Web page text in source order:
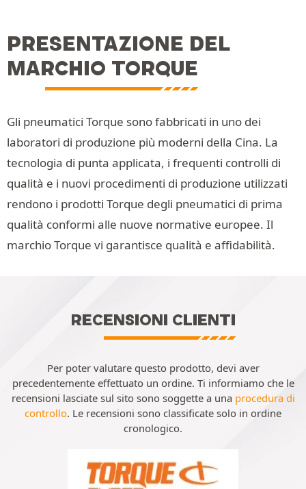
PRESENTAZIONE DEL
MARCHIO TORQUE
Gli pneumatici Torque sono fabbricati in uno dei
laboratori di produzione più moderni della Cina. La
tecnologia di punta applicata, i frequenti controlli di
qualità e i nuovi procedimenti di produzione utilizzati
rendono i prodotti Torque degli pneumatici di prima
qualità conformi alle nuove normative europee. Il
marchio Torque vi garantisce qualità e affidabilità.
RECENSIONI CLIENTI
Per poter valutare questo prodotto, devi aver
precedentemente effettuato un ordine. Ti informiamo che le
recensioni lasciate sul sito sono soggette a una procedura di
controllo. Le recensioni sono classificate solo in ordine
cronologico.